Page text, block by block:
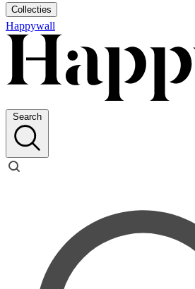
Collecties
Happywall
Search